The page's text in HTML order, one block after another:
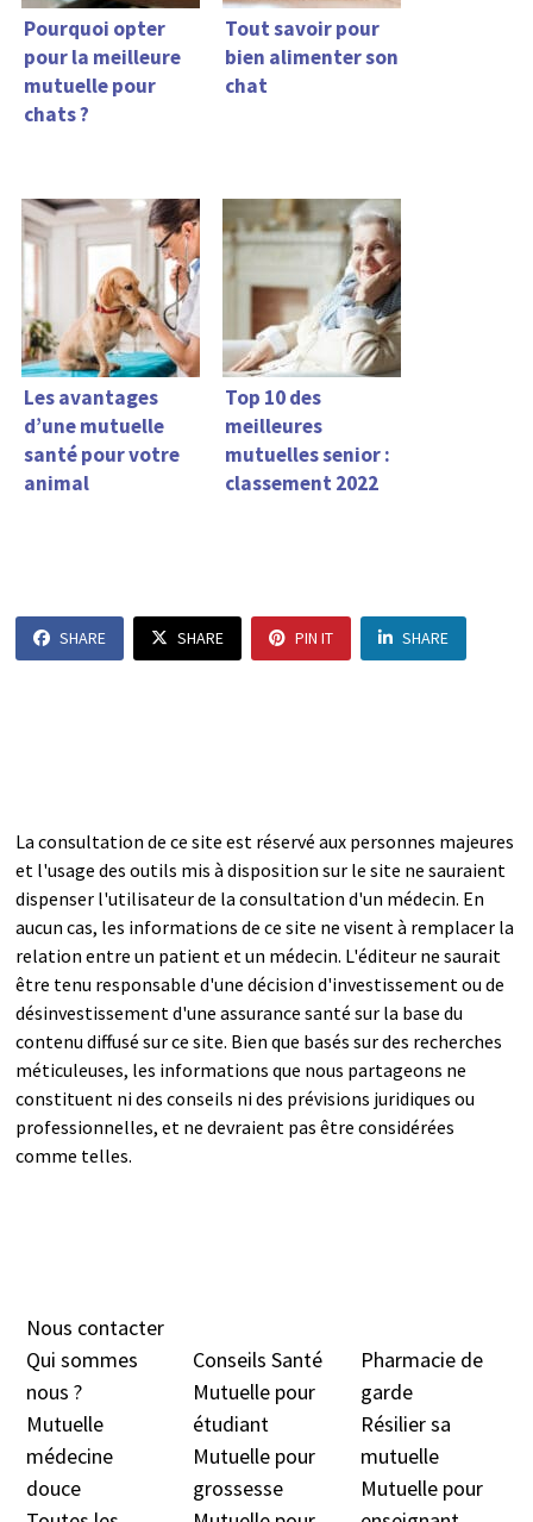
Pourquoi opter
pour la meilleure
mutuelle pour
chats ?
Tout savoir pour
bien alimenter son
chat
Les avantages
d’une mutuelle
santé pour votre
animal
Top 10 des
meilleures
mutuelles senior :
classement 2022
SHARE SHARE PIN IT SHARE
La consultation de ce site est réservé aux personnes majeures
et l'usage des outils mis à disposition sur le site ne sauraient
dispenser l'utilisateur de la consultation d'un médecin. En
aucun cas, les informations de ce site ne visent à remplacer la
relation entre un patient et un médecin. L'éditeur ne saurait
être tenu responsable d'une décision d'investissement ou de
désinvestissement d'une assurance santé sur la base du
contenu diffusé sur ce site. Bien que basés sur des recherches
méticuleuses, les informations que nous partageons ne
constituent ni des conseils ni des prévisions juridiques ou
professionnelles, et ne devraient pas être considérées
comme telles.
Nous contacter
Qui sommes
nous ?
Mutuelle
médecine
douce
Conseils Santé
Mutuelle pour
étudiant
Mutuelle pour
grossesse
Pharmacie de
garde
Résilier sa
mutuelle
Mutuelle pour